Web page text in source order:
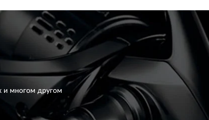
и многом другом